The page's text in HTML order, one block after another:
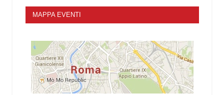
MAPPA EVENTI